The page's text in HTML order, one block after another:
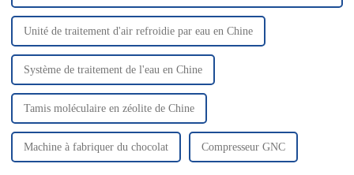
Unité de traitement d'air refroidie par eau en Chine
Système de traitement de l'eau en Chine
Tamis moléculaire en zéolite de Chine
Machine à fabriquer du chocolat Compresseur GNC